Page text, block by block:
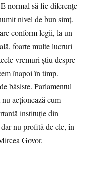
normal să fie diferenţe
nivel de bun simţ.
conform legii, la un
foarte multe lucruri
vremuri ştiu despre
înapoi în timp.
băsiste. Parlamentul
nu acţionează cum
instituţie din
nu profită de ele, în
Govor.